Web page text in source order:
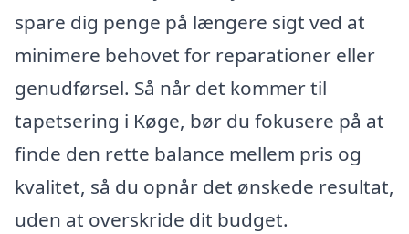
spare dig penge på længere sigt ved at
minimere behovet for reparationer eller
genudførsel. Så når det kommer til
tapetsering i Køge, bør du fokusere på at
finde den rette balance mellem pris og
kvalitet, så du opnår det ønskede resultat,
uden at overskride dit budget.